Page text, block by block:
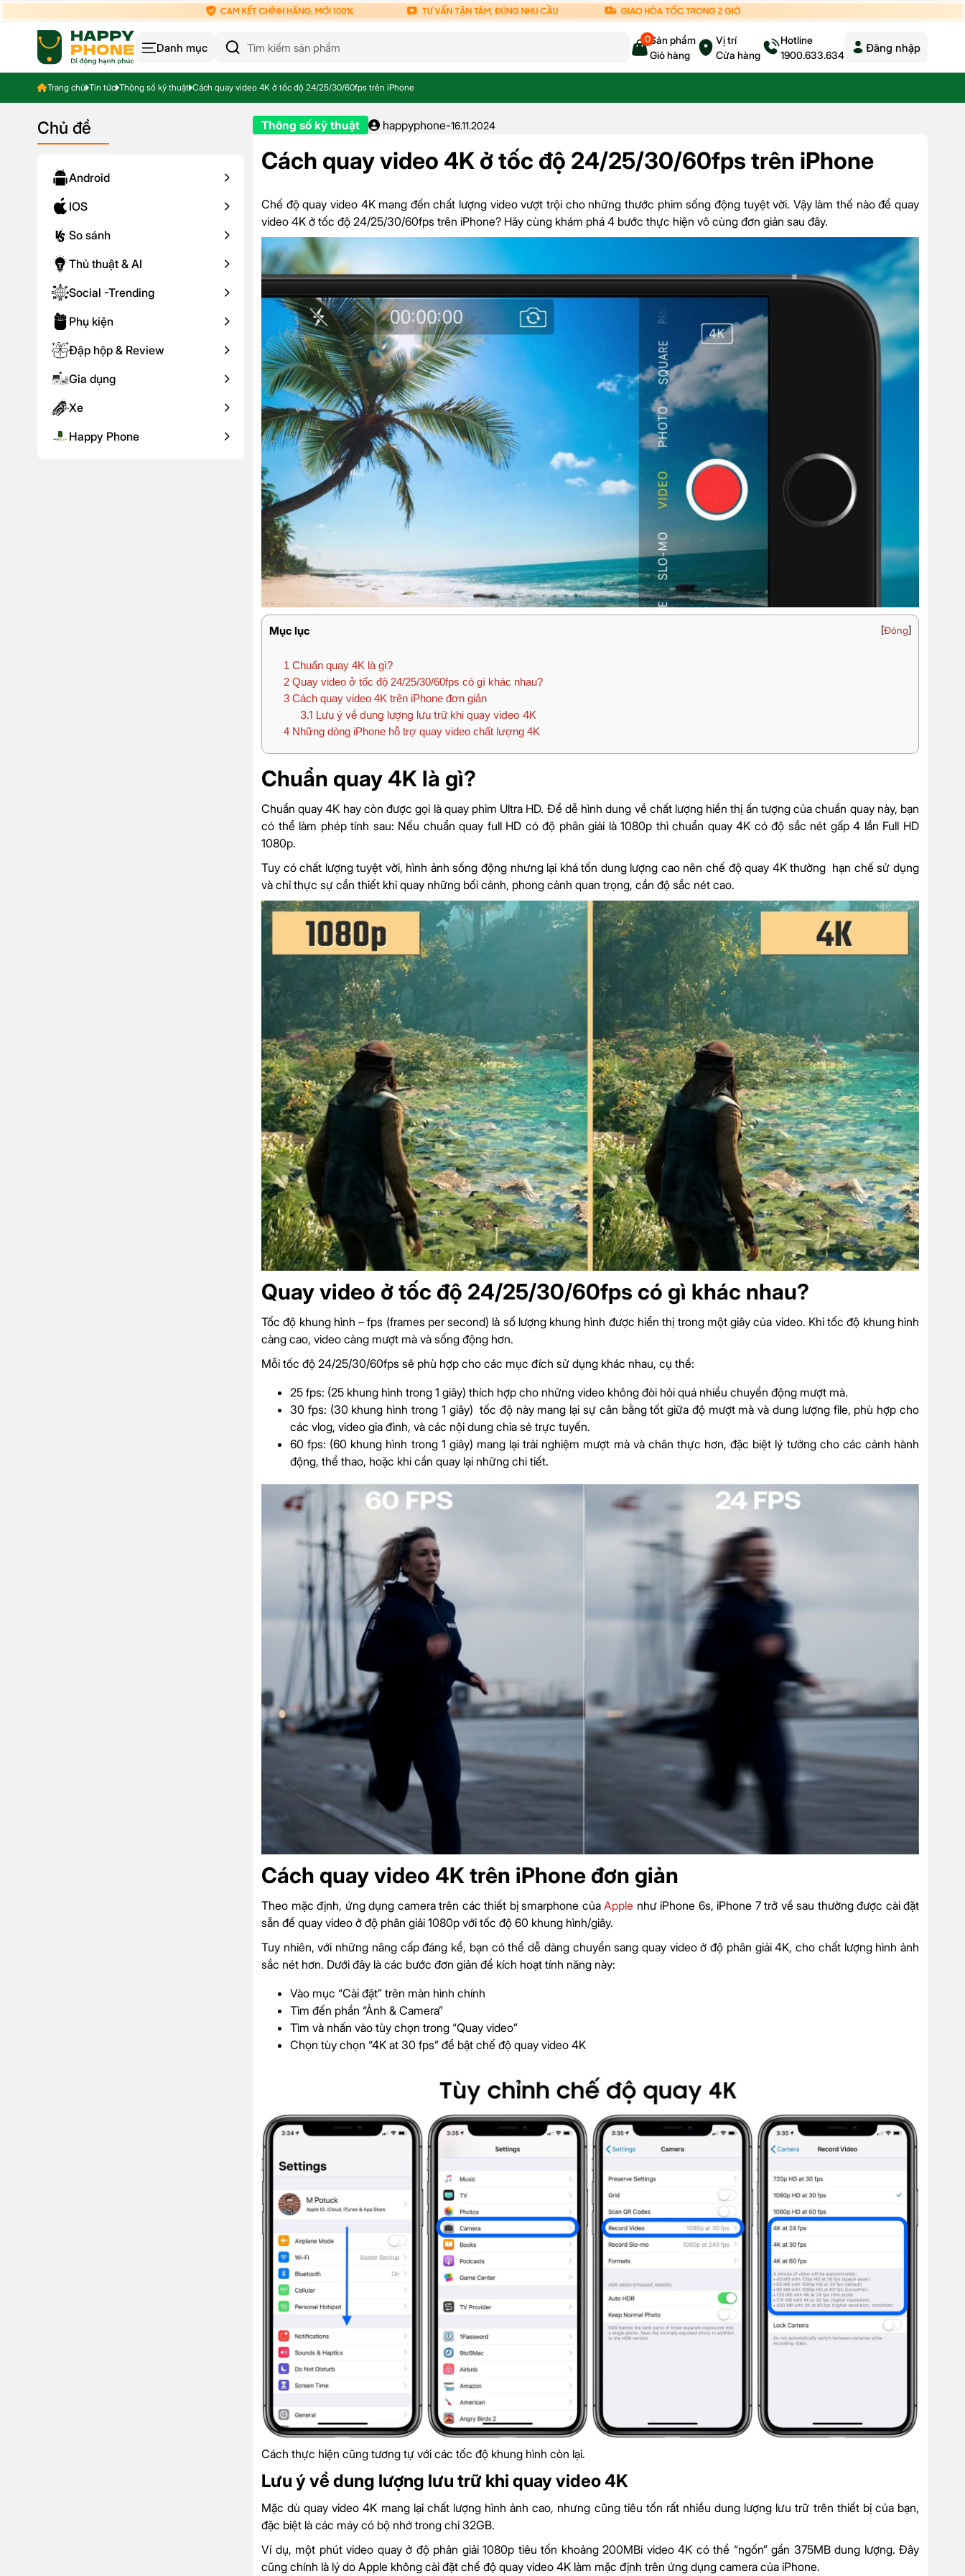
Danh mục
0Sản phẩm
Giỏ hàng
Vị trí
Cửa hàng
Hotline
1900.633.634
Đăng nhập
Trang chủ Tin tức Thông số kỹ thuật Cách quay video 4K ở tốc độ 24/25/30/60fps trên iPhone
Chủ đề
Android
IOS
So sánh
Thủ thuật & AI
Social -Trending
Phụ kiện
Đập hộp & Review
Gia dụng
Xe
Happy Phone
Thông số kỹ thuật happyphone-16.11.2024
Cách quay video 4K ở tốc độ 24/25/30/60fps trên iPhone
Chế độ quay video 4K mang đến chất lượng video vượt trội cho những thước phim sống động tuyệt vời. Vậy làm thế nào để quay
video 4K ở tốc độ 24/25/30/60fps trên iPhone? Hãy cùng khám phá 4 bước thực hiện vô cùng đơn giản sau đây.
Mục lục [Đóng]
1 Chuẩn quay 4K là gì?
2 Quay video ở tốc độ 24/25/30/60fps có gì khác nhau?
3 Cách quay video 4K trên iPhone đơn giản
3.1 Lưu ý về dung lượng lưu trữ khi quay video 4K
4 Những dòng iPhone hỗ trợ quay video chất lượng 4K
Chuẩn quay 4K là gì?
Chuẩn quay 4K hay còn được gọi là quay phim Ultra HD. Để dễ hình dung về chất lượng hiển thị ấn tượng của chuẩn quay này, bạn
có thể làm phép tính sau: Nếu chuẩn quay full HD có độ phân giải là 1080p thì chuẩn quay 4K có độ sắc nét gấp 4 lần Full HD
1080p.
Tuy có chất lượng tuyệt vời, hình ảnh sống động nhưng lại khá tốn dung lượng cao nên chế độ quay 4K thường hạn chế sử dụng
và chỉ thực sự cần thiết khi quay những bối cảnh, phong cảnh quan trọng, cần độ sắc nét cao.
Quay video ở tốc độ 24/25/30/60fps có gì khác nhau?
Tốc độ khung hình – fps (frames per second) là số lượng khung hình được hiển thị trong một giây của video. Khi tốc độ khung hình
càng cao, video càng mượt mà và sống động hơn.
Mỗi tốc độ 24/25/30/60fps sẽ phù hợp cho các mục đích sử dụng khác nhau, cụ thể:
25 fps: (25 khung hình trong 1 giây) thích hợp cho những video không đòi hỏi quá nhiều chuyển động mượt mà.
30 fps: (30 khung hình trong 1 giây) tốc độ này mang lại sự cân bằng tốt giữa độ mượt mà và dung lượng file, phù hợp cho
các vlog, video gia đình, và các nội dung chia sẻ trực tuyến.
60 fps: (60 khung hình trong 1 giây) mang lại trải nghiệm mượt mà và chân thực hơn, đặc biệt lý tưởng cho các cảnh hành
động, thể thao, hoặc khi cần quay lại những chi tiết.
Cách quay video 4K trên iPhone đơn giản
Theo mặc định, ứng dụng camera trên các thiết bị smarphone của Apple như iPhone 6s, iPhone 7 trở về sau thường được cài đặt
sẵn để quay video ở độ phân giải 1080p với tốc độ 60 khung hình/giây.
Tuy nhiên, với những nâng cấp đáng kể, bạn có thể dễ dàng chuyển sang quay video ở độ phân giải 4K, cho chất lượng hình ảnh
sắc nét hơn. Dưới đây là các bước đơn giản để kích hoạt tính năng này:
Vào mục “Cài đặt” trên màn hình chính
Tìm đến phần “Ảnh & Camera”
Tìm và nhấn vào tùy chọn trong “Quay video”
Chọn tùy chọn “4K at 30 fps” để bật chế độ quay video 4K
Cách thực hiện cũng tương tự với các tốc độ khung hình còn lại.
Lưu ý về dung lượng lưu trữ khi quay video 4K
Mặc dù quay video 4K mang lại chất lượng hình ảnh cao, nhưng cũng tiêu tốn rất nhiều dung lượng lưu trữ trên thiết bị của bạn,
đặc biệt là các máy có bộ nhớ trong chỉ 32GB.
Ví dụ, một phút video quay ở độ phân giải 1080p tiêu tốn khoảng 200MBi video 4K có thể “ngốn” gần 375MB dung lượng. Đây
cũng chính là lý do Apple không cài đặt chế độ quay video 4K làm mặc định trên ứng dụng camera của iPhone.